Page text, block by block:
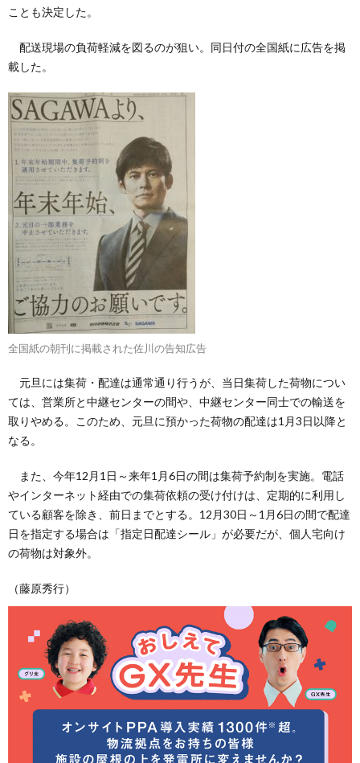
ことも決定した。
配送現場の負荷軽減を図るのが狙い。同日付の全国紙に広告を掲
載した。
全国紙の朝刊に掲載された佐川の告知広告
元旦には集荷・配達は通常通り行うが、当日集荷した荷物につい
ては、営業所と中継センターの間や、中継センター同士での輸送を
取りやめる。このため、元旦に預かった荷物の配達は1月3日以降と
なる。
また、今年12月1日～来年1月6日の間は集荷予約制を実施。電話
やインターネット経由での集荷依頼の受け付けは、定期的に利用し
ている顧客を除き、前日までとする。12月30日～1月6日の間で配達
日を指定する場合は「指定日配達シール」が必要だが、個人宅向け
の荷物は対象外。
（藤原秀行）